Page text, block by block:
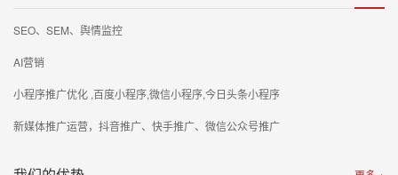
SEO、SEM、舆情监控
AI营销
小程序推广优化 ,百度小程序,微信小程序,今日头条小程序
新媒体推广运营，抖音推广、快手推广、微信公众号推广